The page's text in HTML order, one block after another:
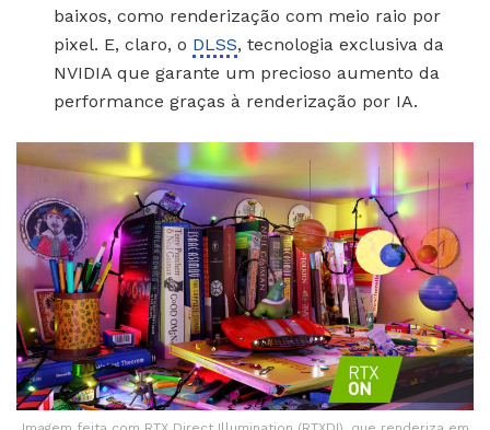
baixos, como renderização com meio raio por
pixel. E, claro, o DLSS, tecnologia exclusiva da
NVIDIA que garante um precioso aumento da
performance graças à renderização por IA.